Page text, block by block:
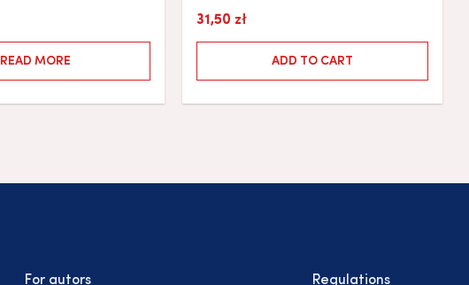
READ MORE
31,50 zł
ADD TO CART
For autors Regulations